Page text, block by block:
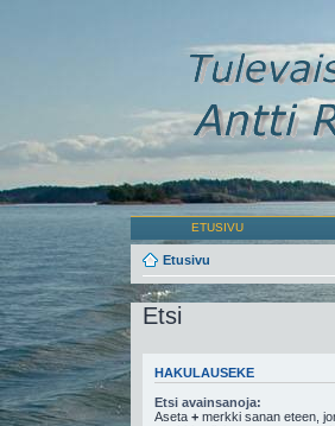
ETUSIVU
Etusivu
Etsi
HAKULAUSEKE
Etsi avainsanoja:
Aseta + merkki sanan eteen,